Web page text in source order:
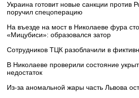
Украина готовит новые санкции против
поручил спецоперацию
На въезде на мост в Николаеве фура
«Мицубиси»: образовался затор
Сотрудников ТЦК разоблачили в
В Николаеве проверили состояние
недостаток
Из-за аномальной жары часть Львова